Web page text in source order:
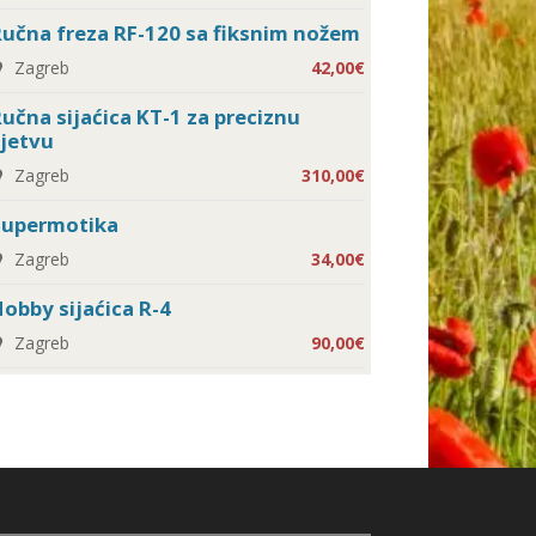
freza RF-120 sa fiksnim nožem
Zagreb 42,00€
sijaćica KT-1 za preciznu
Zagreb 310,00€
Zagreb 34,00€
sijaćica R-4
Zagreb 90,00€